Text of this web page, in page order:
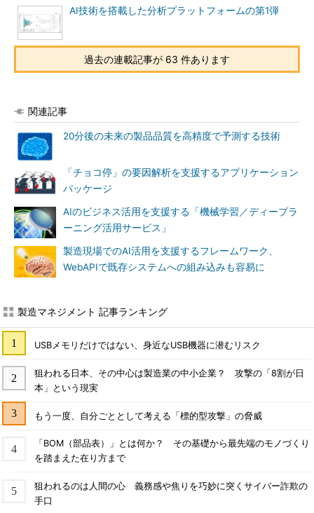
AI技術を搭載した分析プラットフォームの第1弾
過去の連載記事が 63 件あります
関連記事
20分後の未来の製品品質を高精度で予測する技術
「チョコ停」の要因解析を支援するアプリケーション
パッケージ
AIのビジネス活用を支援する「機械学習／ディープラ
ーニング活用サービス」
製造現場でのAI活用を支援するフレームワーク、
WebAPIで既存システムへの組み込みも容易に
製造マネジメント 記事ランキング
USBメモリだけではない、身近なUSB機器に潜むリスク
狙われる日本、その中心は製造業の中小企業？ 攻撃の「8割が日
本」という現実
もう一度、自分ごととして考える「標的型攻撃」の脅威
「BOM（部品表）」とは何か？ その基礎から最先端のモノづくり
を踏まえた在り方まで
狙われるのは人間の心 義務感や焦りを巧妙に突くサイバー詐欺の
手口